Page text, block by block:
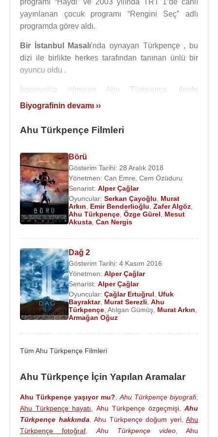
programı “Haydi” ve 2003 yılında TRT 1’de canlı
yayınlanan çocuk programı “Rengini Seç” adlı
programda görev aldı.
Bir İstanbul Masalı'nda oynayan Türkpençe , bu
dizi ile birlikte herkes tarafından tanınan ünlü bir
oyuncu oldu .
İspanyolca öğrenen Ahu Türkpençe, ilerde
İspanya ’ya, İtalya
2016yılında senaryosu ve yönetmenliği
Çağlar Ertuğrul
Türkpençe,Murat Serezli ,Emir Benderlioğlu
Murat Arkınbirlikte rol aldılar.
Alper Çağlar'ın yönetmenliğini yaptığı 1’er saatlik 6
bölümden oluşan mini televizyon dizisi BÖRÜ'de
Ahu Türkpençe,Serkan Çayoğlu
Benderlioğlu,Mesut Akusta,Fırat Doğruloğlu,
Murat Arkın,Ahmet Pınar
Oğuz,Bedii Akın,Ozan Ağaç,Gürol Tonbul
oyuncular rol aldı.
Ödülleri :
2013 - 20. Uluslararası Altın Koza Film Festivali -
En iyi kadın oyuncu (Köksüz)
X. Lions Tiyatro Ödülleri : En iyi Kadın Oyuncu -
2011 - Sondan Sonra : Dennis Kelly- Duru Tiyatro
2007 - İyi Ki Varsın :Onur Bayraktar
2002 - Vişne Bahçesi :Anton Çehov - MSM
Biyografinin devamı ››
Ahu Türkpençe Filmleri
Börü
Gösterim Tarihi: 28 Aralık 2018
Yönetmen: Can Emre Cem Özüduru
Senarist: Alper Çağlar
Oyuncular: Serkan Çayoğlu
Murat
Arkın
Emir Benderlioğlu Zafer Algöz
Ahu Türkpençe Özge Gürel
Mesut
Akusta Can Nergis
Dağ 2
Gösterim Tarihi: 4 Kasım 2016
Yönetmen: Alper Çağlar
Senarist: Alper Çağlar
Oyuncular: Çağlar Ertuğrul Ufuk
Bayraktar, Murat Serezli Ahu
Türkpençe Atılgan Gümüş Murat Arkın
Armağan Oğuz
Tüm Ahu Türkpençe Filmleri
Ahu Türkpençe İçin Yapılan Aramalar
Ahu Türkpençe yaşıyor mu? Ahu Türkpençe biyografi,
Ahu Türkpençe hayatı
Ahu Türkpençe özgeçmişi,Ahu
Türkpençe hakkında
Ahu Türkpençe doğum yeri, Ahu
Türkpençe fotoğraf
Ahu Türkpençe video
Ahu